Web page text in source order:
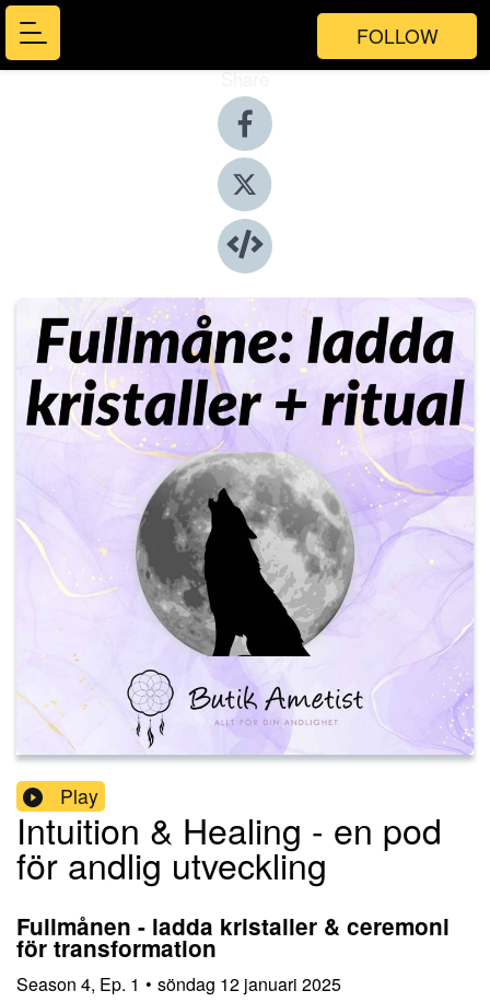
FOLLOW
Share
Play
Intuition & Healing - en pod
för andlig utveckling
Fullmånen - ladda kristaller & ceremoni
för transformation
Season 4, Ep. 1 • söndag 12 januari 2025